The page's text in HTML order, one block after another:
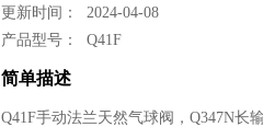
更新时间： 2024-04-08
产品型号：Q41F
简单描述
Q41F手动法兰天然气球阀，Q347N长